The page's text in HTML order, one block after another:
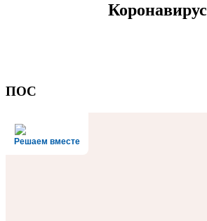
Коронавирус
ПОС
Решаем вместе